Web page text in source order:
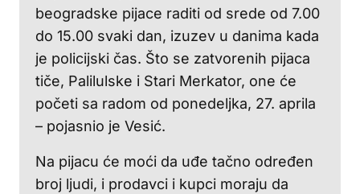
beogradske pijace raditi od srede od 7.00
do 15.00 svaki dan, izuzev u danima kada
je policijski čas. Što se zatvorenih pijaca
tiče, Palilulske i Stari Merkator, one će
početi sa radom od ponedeljka, 27. aprila
– pojasnio je Vesić.
Na pijacu će moći da uđe tačno određen
broj ljudi, i prodavci i kupci moraju da